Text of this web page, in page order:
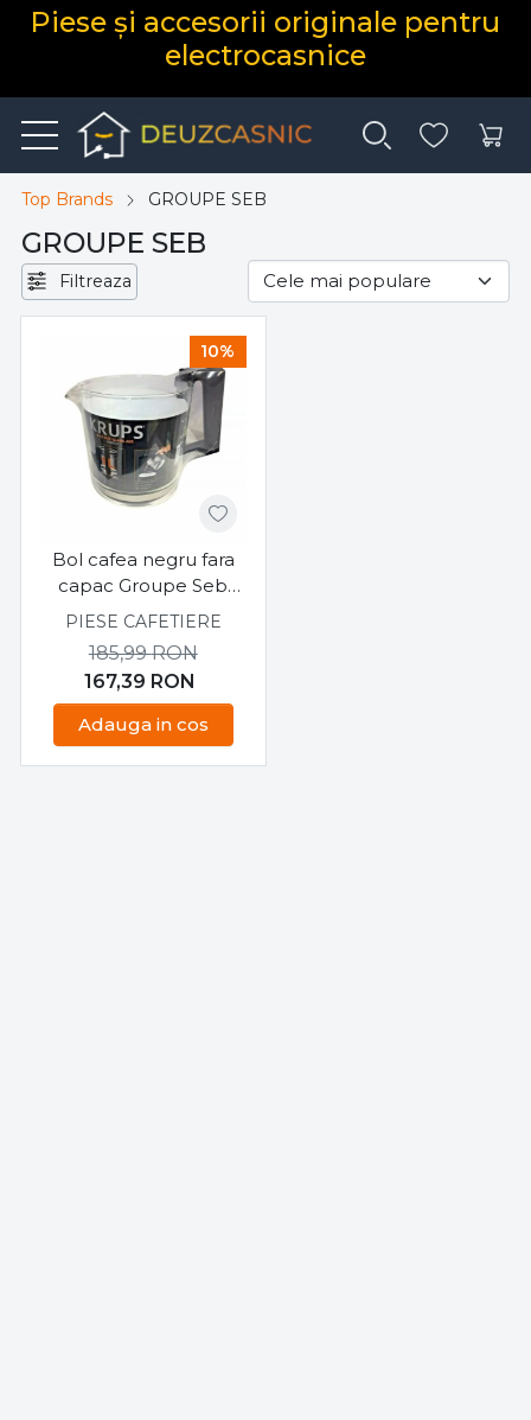
Piese și accesorii originale pentru
electrocasnice
Top Brands GROUPE SEB
GROUPE SEB
Filtreaza
10%
Bol cafea negru fara
capac Groupe Seb
XB900401
PIESE CAFETIERE
167,39 RON
185,99RON
Adauga in cos